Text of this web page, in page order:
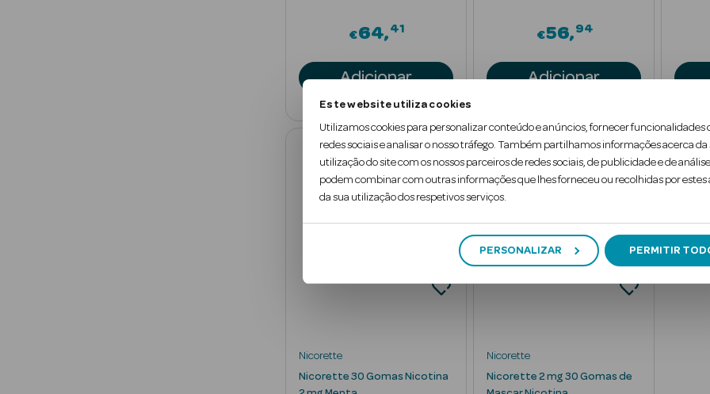
Este website utiliza cookies
Utilizamos cookies para personalizar conteúdo e anúncios, fornecer funcionalidades
redes sociais e analisar o nosso tráfego. Também partilhamos informações acerca da
utilização do site com os nossos parceiros de redes sociais, de publicidade e de
podem combinar com outras informações que lhes forneceu ou recolhidas por estes
da sua utilização dos respetivos serviços.
PERSONALIZAR PERMITIR
€64 41
Adicionar
€56 94
Adicionar
Nicorette
Nicorette 30 Gomas Nicotina
Nicorette
Nicorette 2 mg 30 Gomas de